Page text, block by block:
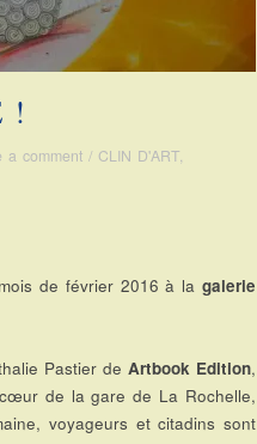
!
a comment / CLIN D'ART,
de février 2016 à la galerie
Pastier de Artbook Edition,
de la gare de La Rochelle,
voyageurs et citadins sont